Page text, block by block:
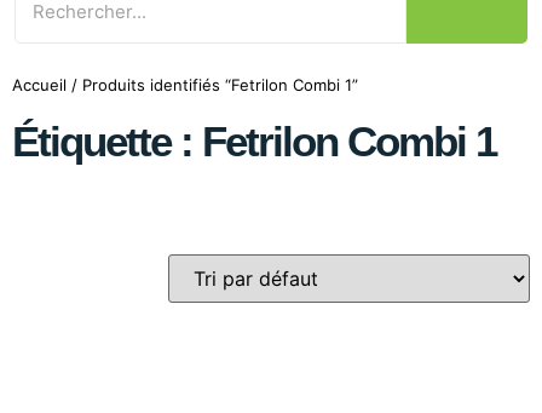
Accueil / Produits identifiés “Fetrilon Combi 1”
Étiquette : Fetrilon Combi 1